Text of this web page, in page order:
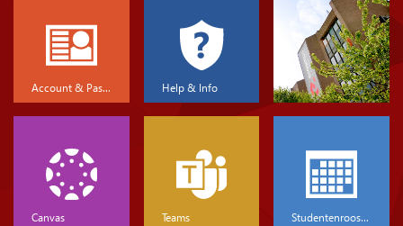
Account & Password Help & Info
Canvas Teams Studentenrooster